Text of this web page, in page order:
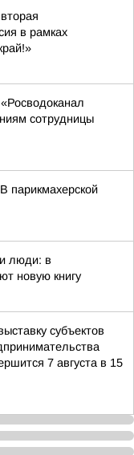
в рамках
сотрудницы
парикмахерской
люди: в
новую книгу
субъектов
7 августа в 15